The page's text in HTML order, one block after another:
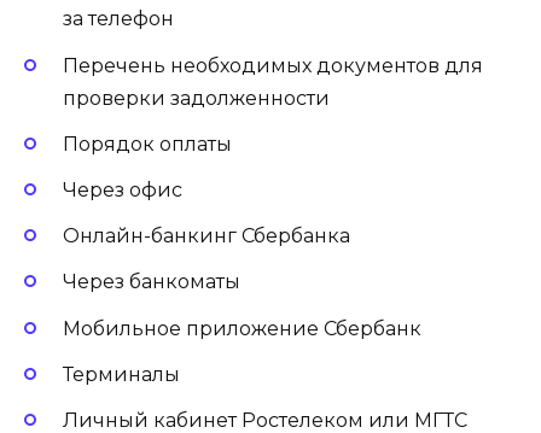
за телефон
Перечень необходимых документов для
проверки задолженности
Порядок оплаты
Через офис
Онлайн-банкинг Сбербанка
Через банкоматы
Мобильное приложение Сбербанк
Терминалы
Личный кабинет Ростелеком или МГТС